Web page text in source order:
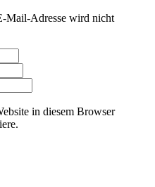
Mail-Adresse wird nicht
in diesem Browser